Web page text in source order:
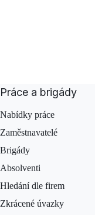
Práce a brigády
Nabídky práce
Zaměstnavatelé
Brigády
Absolventi
Hledání dle firem
Zkrácené úvazky